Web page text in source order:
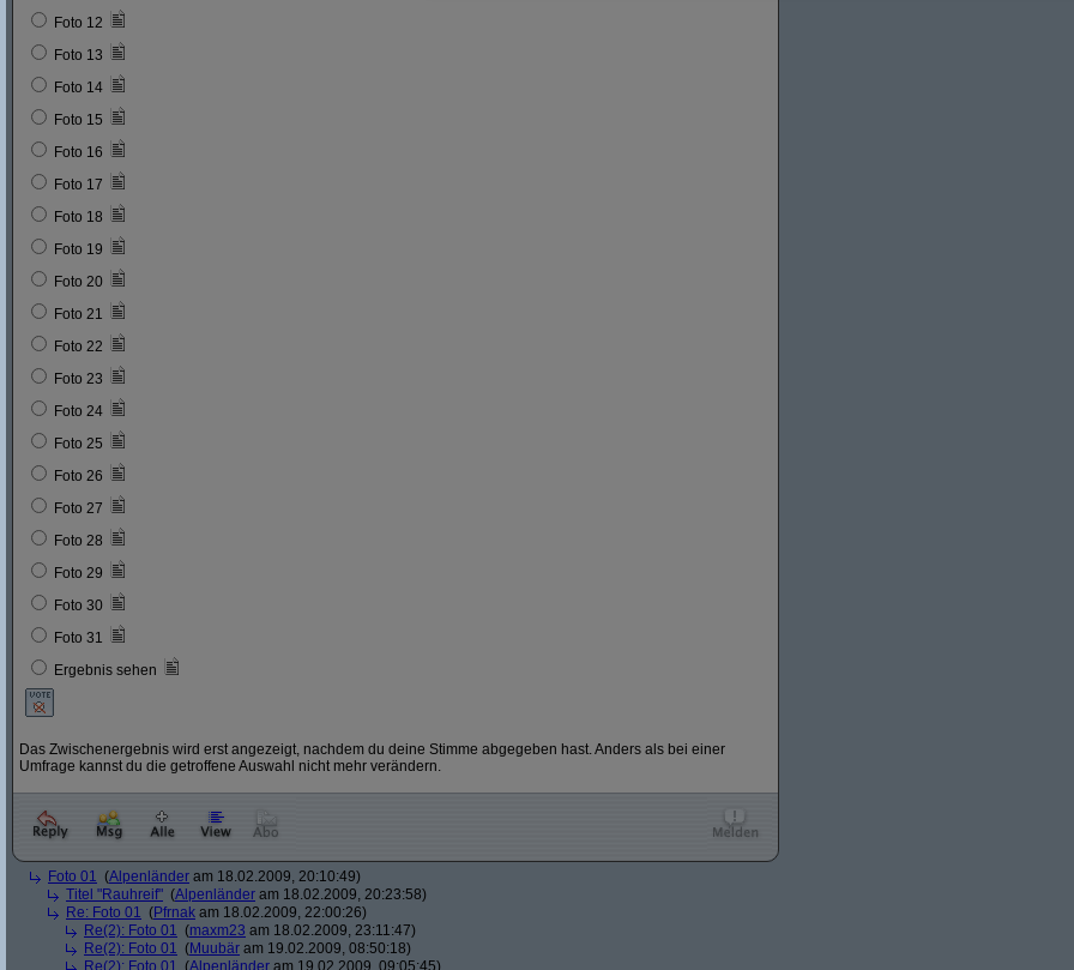
Foto 12
Foto 13
Foto 14
Foto 15
Foto 16
Foto 17
Foto 18
Foto 19
Foto 20
Foto 21
Foto 22
Foto 23
Foto 24
Foto 25
Foto 26
Foto 27
Foto 28
Foto 29
Foto 30
Foto 31
Ergebnis sehen
Das Zwischenergebnis wird erst angezeigt, nachdem du deine Stimme abgegeben hast. Anders als bei einer
Umfrage kannst du die getroffene Auswahl nicht mehr verändern.
Foto 01 (Alpenländer am 18.02.2009, 20:10:49)
Titel "Rauhreif" (Alpenländer am 18.02.2009, 20:23:58)
Re: Foto 01 (Pfrnak am 18.02.2009, 22:00:26)
Re(2): Foto 01 (maxm23 am 18.02.2009, 23:11:47)
Re(2): Foto 01 (Muubär am 19.02.2009, 08:50:18)
Re(2): Foto 01
(Alpenländer am 19.02.2009, 09:05:45)